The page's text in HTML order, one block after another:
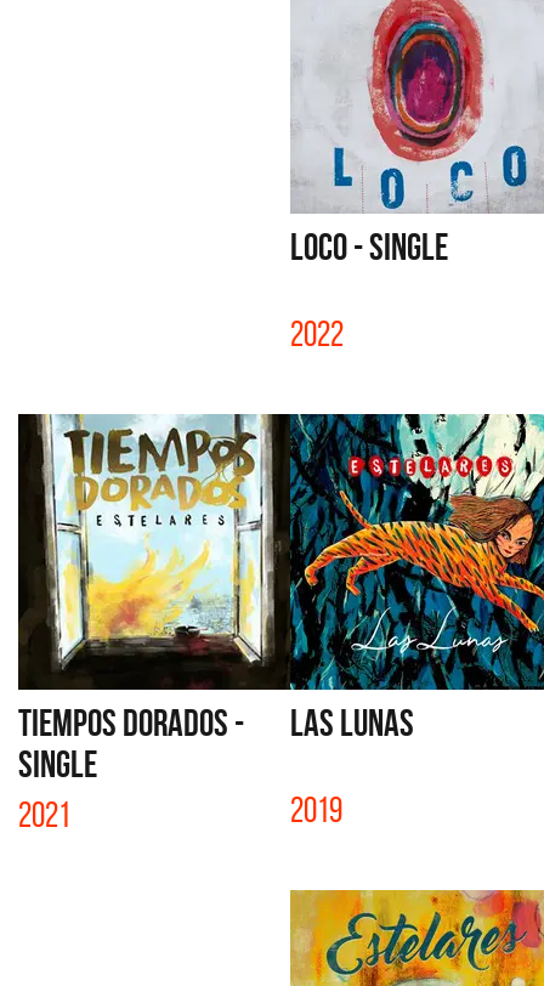
LOCO - SINGLE
2022
TIEMPOS DORADOS -
SINGLE
2021
LAS LUNAS
2019